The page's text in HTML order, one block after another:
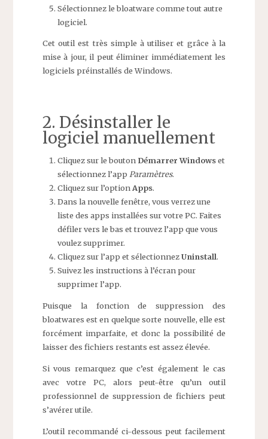
Sélectionnez le bloatware comme tout autre
logiciel.
Cet outil est très simple à utiliser et grâce à la
mise à jour, il peut éliminer immédiatement les
logiciels préinstallés de Windows.
2. Désinstaller le
logiciel manuellement
Cliquez sur le bouton Démarrer Windowset
sélectionnez l’appParamètres.
Cliquez sur l’optionApps.
Dans la nouvelle fenêtre, vous verrez une
liste des apps installées sur votre PC. Faites
défiler vers le bas et trouvez l’app que vous
voulez supprimer.
Cliquez sur l’app et sélectionnezUninstall.
Suivez les instructions à l’écran pour
supprimer l’app.
Puisque la fonction de suppression des
bloatwares est en quelque sorte nouvelle, elle est
forcément imparfaite, et donc la possibilité de
laisser des fichiers restants est assez élevée.
Si vous remarquez que c’est également le cas
avec votre PC, alors peut-être qu’un outil
professionnel de suppression de fichiers peut
s’avérer utile.
L’outil recommandé ci-dessous peut facilement